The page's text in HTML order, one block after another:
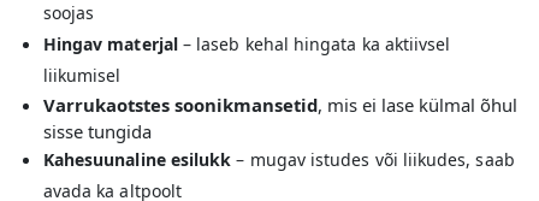
soojas
Hingav materjal– laseb kehal hingata ka aktiivsel
liikumisel
Varrukaotstes soonikmansetid, mis ei lase külmal õhul
sisse tungida
Kahesuunaline esilukk – mugav istudes või liikudes, saab
avada ka altpoolt